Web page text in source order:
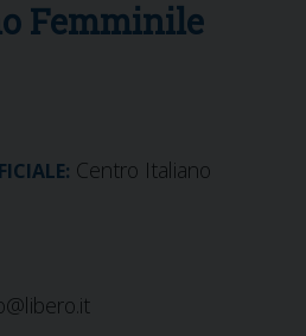
Femminile
Centro Italiano